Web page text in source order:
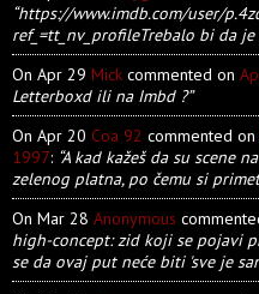
“https://www.imdb.com/user/
ref_=tt_nv_profileTrebalo bi da
On Apr 29 Mick commented on
Letterboxd ili na Imbd ?”
On Apr 20 Coa 92 commented on
1997: “A kad kažeš da su scene
zelenog platna, po čemu si
On Mar 28 Anonymous
high-concept: zid koji se pojavi
se da ovaj put neće biti 'sve je